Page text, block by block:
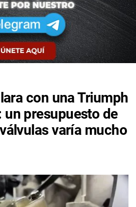
con una Triumph
un presupuesto de
varía mucho